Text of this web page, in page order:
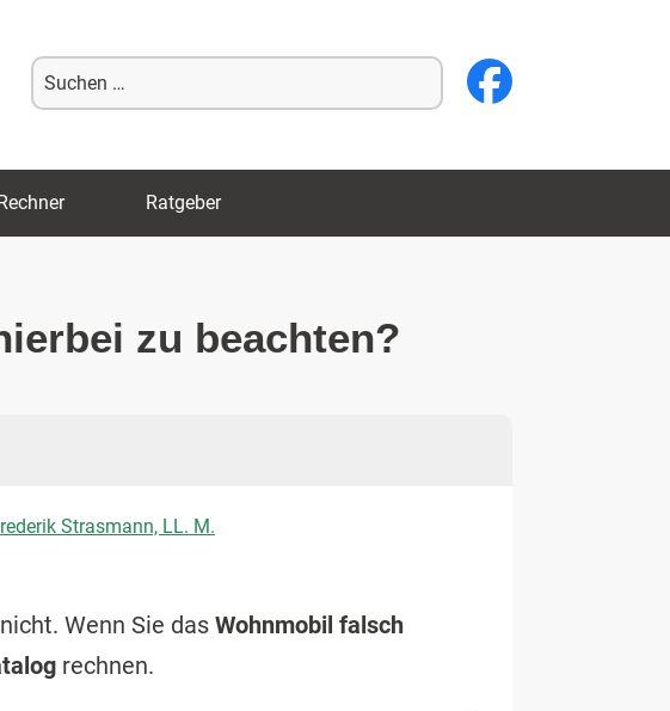
Suche
nach:
Ratgeber
zu beachten?
Strasmann, LL. M.
Wenn Sie das Wohnmobil falsch
rechnen.